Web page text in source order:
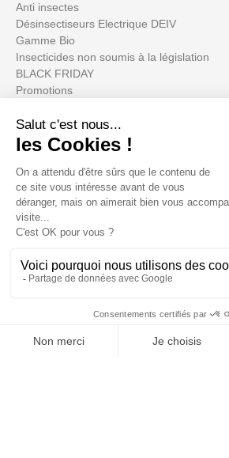
Anti insectes
Désinsectiseurs Electrique DEIV
Gamme Bio
Insecticides non soumis à la législation
BLACK FRIDAY
Promotions
Su cuenta
Informations